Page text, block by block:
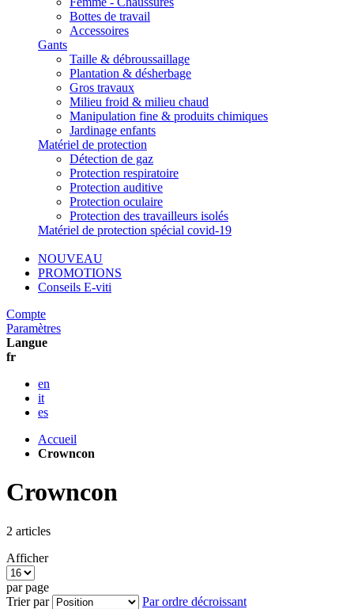
Bottes de travail
Accessoires
Gants
Taille & débroussaillage
Plantation & désherbage
Gros travaux
Milieu froid & milieu chaud
Manipulation fine & produits chimiques
Jardinage enfants
Matériel de protection
Détection de gaz
Protection respiratoire
Protection auditive
Protection oculaire
Protection des travailleurs isolés
Matériel de protection spécial covid-19
NOUVEAU
PROMOTIONS
Conseils E-viti
Compte
Paramètres
Langue
fr
en
it
es
Accueil
Crowncon
Crowncon
2 articles
Afficher
par page
Trier par
Par ordre décroissant